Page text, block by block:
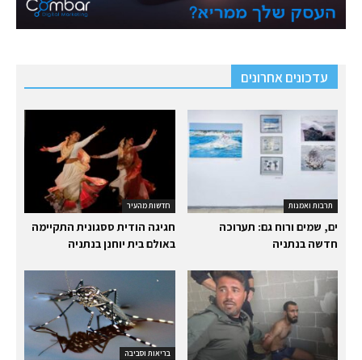
עדכונים אחרונים
חדשות מהעיר
חגיגה הודית ססגונית התקיימה
באולם בית יוחנן בנתניה
תרבות ואמנות
ים, שמים ורוח גם: תערוכה
חדשה בנתניה
בריאות וסביבה